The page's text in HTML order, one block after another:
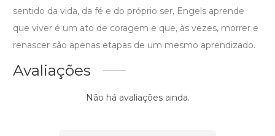
sentido da vida, da fé e do próprio ser, Engels aprende
que viver é um ato de coragem e que, às vezes, morrer e
renascer são apenas etapas de um mesmo aprendizado.
Avaliações
Não há avaliações ainda.